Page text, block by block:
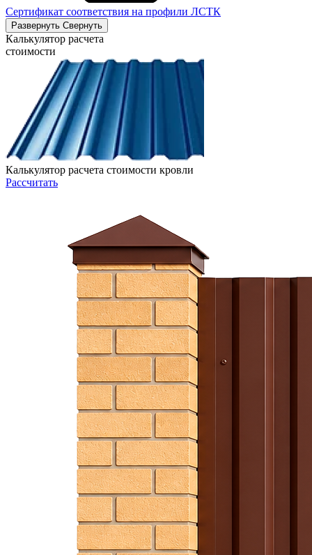
Сертификат соответствия на профили ЛСТК
Развернуть Свернуть
Калькулятор расчета
стоимости
Калькулятор расчета стоимости кровли
Рассчитать